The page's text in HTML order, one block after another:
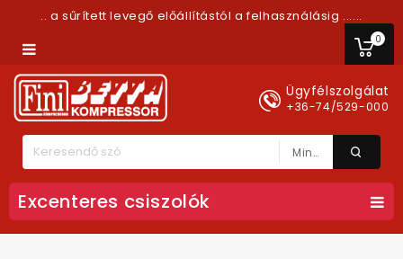
.. a sűrített levegő előállítástól a felhasználásig ......
0
Ügyfélszolgálat
+36-74/529-000
Minden Kategória
Excenteres csiszolók